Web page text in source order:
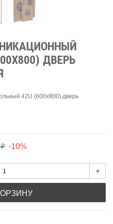
ДВЕРЬ
42U (600x800) дверь
-10%
+